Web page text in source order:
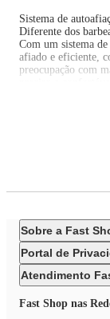
Sistema de
Diferente dos
Com um sistema
afiado e eficiente,
preocupação com
mais conforto,
sua barba,
complicações,
você pode carregar
viagens, garantindo
Limpeza e cuidado
Shaver Aqua Pro
limpeza fácil e
aqueles cantos
Sobre a Fast
Portal de
Atendimento
Fast Shop nas